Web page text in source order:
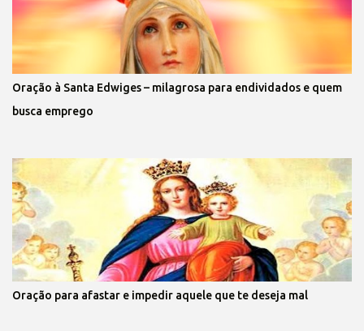
Oração à Santa Edwiges – milagrosa para endividados e quem
busca emprego
Oração para afastar e impedir aquele que te deseja mal